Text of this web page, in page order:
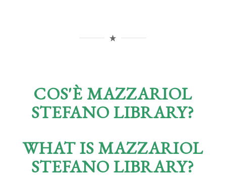
COS'È MAZZARIOL
STEFANO LIBRARY?
WHAT IS MAZZARIOL
STEFANO LIBRARY?